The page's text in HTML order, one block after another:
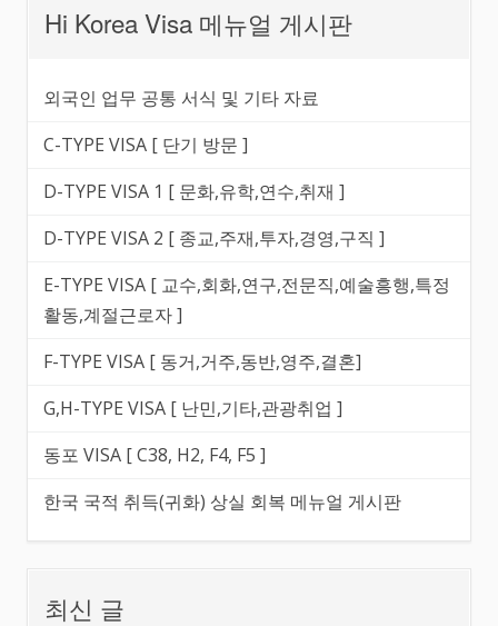
Hi Korea Visa 메뉴얼 게시판
외국인 업무 공통 서식 및 기타 자료
C-TYPE VISA [ 단기 방문 ]
D-TYPE VISA 1 [ 문화,유학,연수,취재 ]
D-TYPE VISA 2 [ 종교,주재,투자,경영,구직 ]
E-TYPE VISA [ 교수,회화,연구,전문직,예술흥행,특정
활동,계절근로자 ]
F-TYPE VISA [ 동거,거주,동반,영주,결혼]
G,H-TYPE VISA [ 난민,기타,관광취업 ]
동포 VISA [ C38, H2, F4, F5 ]
한국 국적 취득(귀화) 상실 회복 메뉴얼 게시판
최신 글